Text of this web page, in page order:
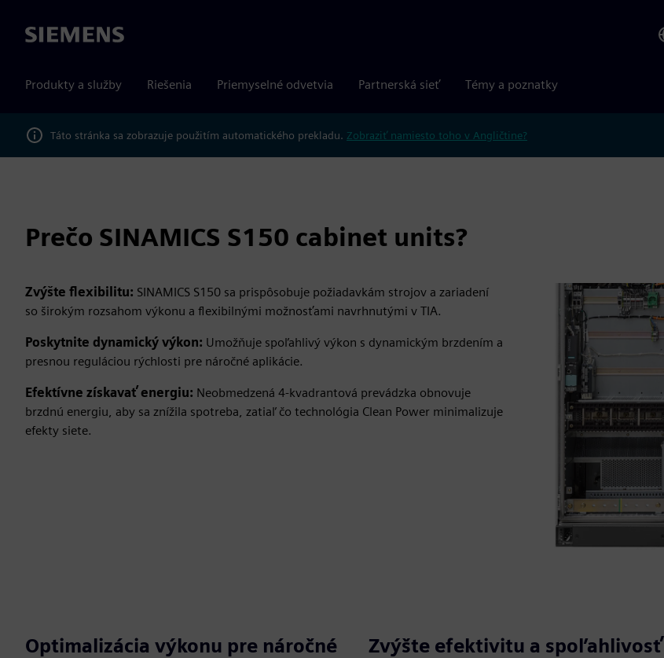
Siemens
Produkty a služby Riešenia Priemyselné odvetvia Partnerská sieť Témy a poznatky
Táto stránka sa zobrazuje použitím automatického prekladu. Zobraziť namiesto toho v Angličtine?
Prečo SINAMICS S150 cabinet units?
Zvýšte flexibilitu: SINAMICS S150 sa prispôsobuje požiadavkám strojov a zariadení
so širokým rozsahom výkonu a flexibilnými možnosťami navrhnutými v TIA.
Poskytnite dynamický výkon: Umožňuje spoľahlivý výkon s dynamickým brzdením a
presnou reguláciou rýchlosti pre náročné aplikácie.
Efektívne získavať energiu: Neobmedzená 4-kvadrantová prevádzka obnovuje
brzdnú energiu, aby sa znížila spotreba, zatiaľ čo technológia Clean Power minimalizuje
efekty siete.
Optimalizácia výkonu pre náročné
Zvýšte efektivitu a spoľahlivosť